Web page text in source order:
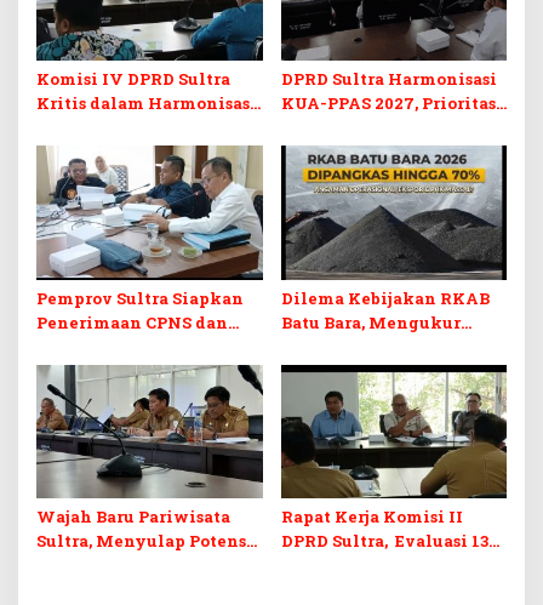
Komisi IV DPRD Sultra
Kritis dalam Harmonisasi
Perubahan APBD 2026
DPRD Sultra Harmonisasi
KUA-PPAS 2027, Prioritas
dan Pelunasan Utang
Infrastruktur
Pemprov Sultra Siapkan
Penerimaan CPNS dan
Desak Formasi Disabilitas
Dilema Kebijakan RKAB
Batu Bara, Mengukur
Penerimaan Negara dan
Kepastian Investasi
Wajah Baru Pariwisata
Sultra, Menyulap Potensi
Rapat Kerja Komisi II
DPRD Sultra, Evaluasi 13